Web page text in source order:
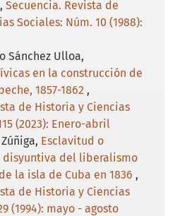
, Secuencia. Revista de
Sociales: Núm. 10 (1988):
Sánchez Ulloa,
en la construcción de
1857-1862 ,
de Historia y Ciencias
(2023): Enero-abril
Esclavitud o
disyuntiva del liberalismo
la isla de Cuba en 1836 ,
de Historia y Ciencias
(1994): mayo - agosto